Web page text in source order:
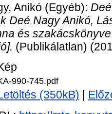
Anikó (Egyéb):
Deé Nagy Anikó,
és
(Publikálatlan)
990-745.pdf
(350kB)